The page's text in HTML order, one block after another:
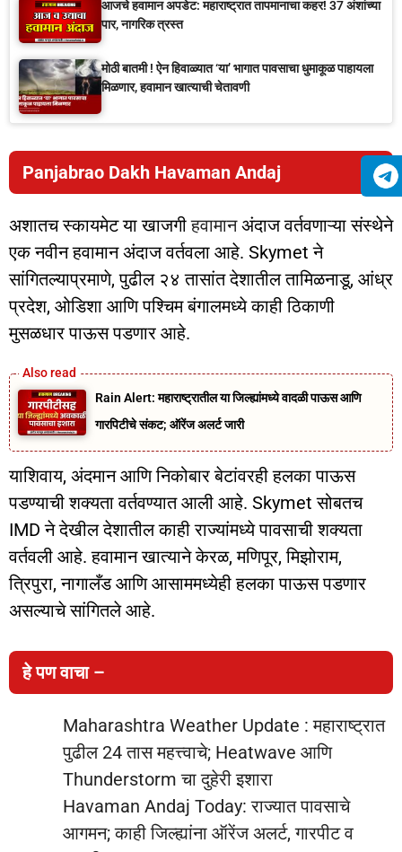
आजचे हवामान अपडेट: महाराष्ट्रात तापमानाचा कहर! 37 अंशांच्या
पार, नागरिक त्रस्त
मोठी बातमी ! ऐन हिवाळ्यात ‘या’ भागात पावसाचा धुमाकूळ पाहायला
मिळणार, हवामान खात्याची चेतावणी
Panjabrao Dakh Havaman Andaj
अशातच स्कायमेट या खाजगीहवामानअंदाज वर्तवणाऱ्या संस्थेने
एक नवीन हवामान अंदाज वर्तवला आहे. Skymet ने
सांगितल्याप्रमाणे, पुढील २४ तासांत देशातील तामिळनाडू, आंध्र
प्रदेश, ओडिशा आणि पश्चिम बंगालमध्ये काही ठिकाणी
मुसळधार पाऊस पडणार आहे.
Rain Alert: महाराष्ट्रातील या जिल्ह्यांमध्ये वादळी पाऊस आणि
गारपिटीचे संकट; ऑरेंज अलर्ट जारी
याशिवाय, अंदमान आणि निकोबार बेटांवरही हलका पाऊस
पडण्याची शक्यता वर्तवण्यात आली आहे. Skymet सोबतच
IMD ने देखील देशातील काही राज्यांमध्ये पावसाची शक्यता
वर्तवली आहे. हवामान खात्याने केरळ, मणिपूर, मिझोराम,
त्रिपुरा, नागालँड आणि आसाममध्येही हलका पाऊस पडणार
असल्याचे सांगितले आहे.
हे पण वाचा –
Maharashtra Weather Update : महाराष्ट्रात
पुढील 24 तास महत्त्वाचे; Heatwave आणि
Thunderstorm चा दुहेरी इशारा
Havaman Andaj Today: राज्यात पावसाचे
आगमन; काही जिल्ह्यांना ऑरेंज अलर्ट, गारपीट व